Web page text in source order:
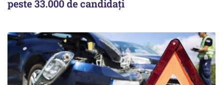
peste 33.000 de candidați